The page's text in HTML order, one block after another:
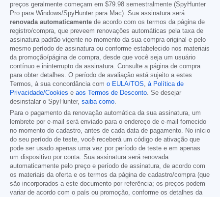
preços geralmente começam em $79.98 semestralmente (SpyHunter
Pro para Windows/SpyHunter para Mac). Sua assinatura será
renovada automaticamente de acordo com os termos da página de
registro/compra, que preveem renovações automáticas pela taxa de
assinatura padrão vigente no momento da sua compra original e pelo
mesmo período de assinatura ou conforme estabelecido nos materiais
da promoção/página de compra, desde que você seja um usuário
contínuo e ininterrupto da assinatura. Consulte a página de compra
para obter detalhes. O período de avaliação está sujeito a estes
Termos, à sua concordância com o EULA/TOS
à Política de
Privacidade/Cookies e aos Termos de Desconto . Se desejar
desinstalar o SpyHunter, saiba como
Para o pagamento da renovação automática da sua assinatura, um
lembrete por e-mail será enviado para o endereço de e-mail fornecido
no momento do cadastro, antes de cada data de pagamento. No início
do seu período de teste, você receberá um código de ativação que
pode ser usado apenas uma vez por período de teste e em apenas
um dispositivo por conta. Sua assinatura será renovada
automaticamente pelo preço e período de assinatura, de acordo com
os materiais da oferta e os termos da página de cadastro/compra (que
são incorporados a este documento por referência; os preços podem
variar de acordo com o país ou promoção, conforme os detalhes da